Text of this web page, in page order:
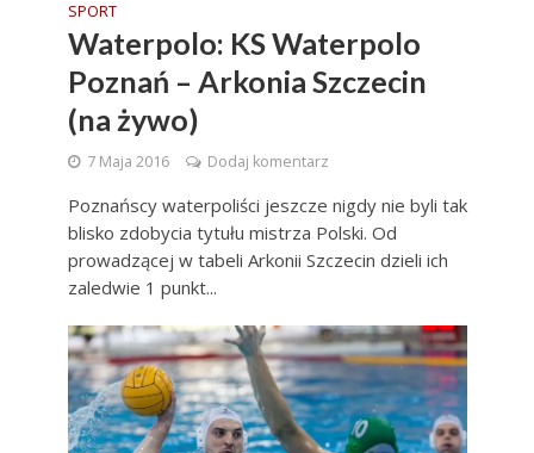
SPORT
Waterpolo: KS Waterpolo
Poznań – Arkonia Szczecin
(na żywo)
7 Maja 2016 Dodaj komentarz
Poznańscy waterpoliści jeszcze nigdy nie byli tak
blisko zdobycia tytułu mistrza Polski. Od
prowadzącej w tabeli Arkonii Szczecin dzieli ich
zaledwie 1 punkt...